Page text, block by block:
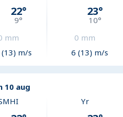
22°
9°
mm
m/s
23°
10°
0 mm
6 (13) m/s
10 aug
Yr